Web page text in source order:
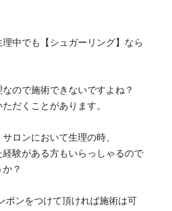
中でも【シュガーリング】なら
ので施術できないですよね？
だくことがあります。
ロンにおいて生理の時、
経験がある方もいらっしゃるので
？
ポンをつけて頂ければ施術は可